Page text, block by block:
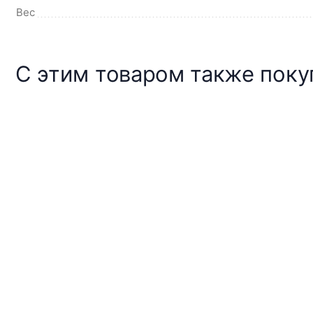
Вес
С этим товаром также